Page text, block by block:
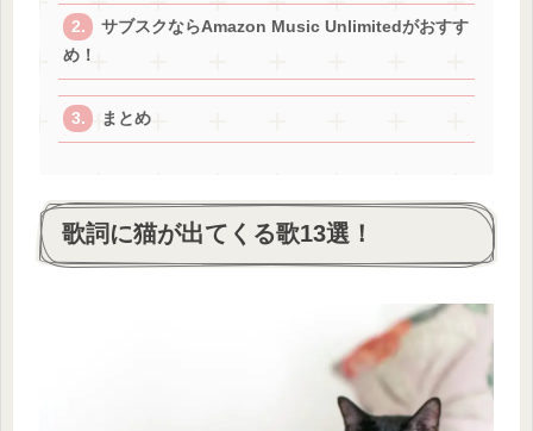
サブスクならAmazon Music Unlimitedがおすす
め！
まとめ
歌詞に猫が出てくる歌13選！